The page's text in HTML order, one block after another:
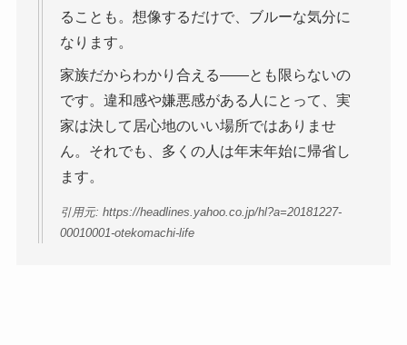
ることも。想像するだけで、ブルーな気分に
なります。
家族だからわかり合える――とも限らないの
です。違和感や嫌悪感がある人にとって、実
家は決して居心地のいい場所ではありませ
ん。それでも、多くの人は年末年始に帰省し
ます。
引用元: https://headlines.yahoo.co.jp/hl?a=20181227-
00010001-otekomachi-life